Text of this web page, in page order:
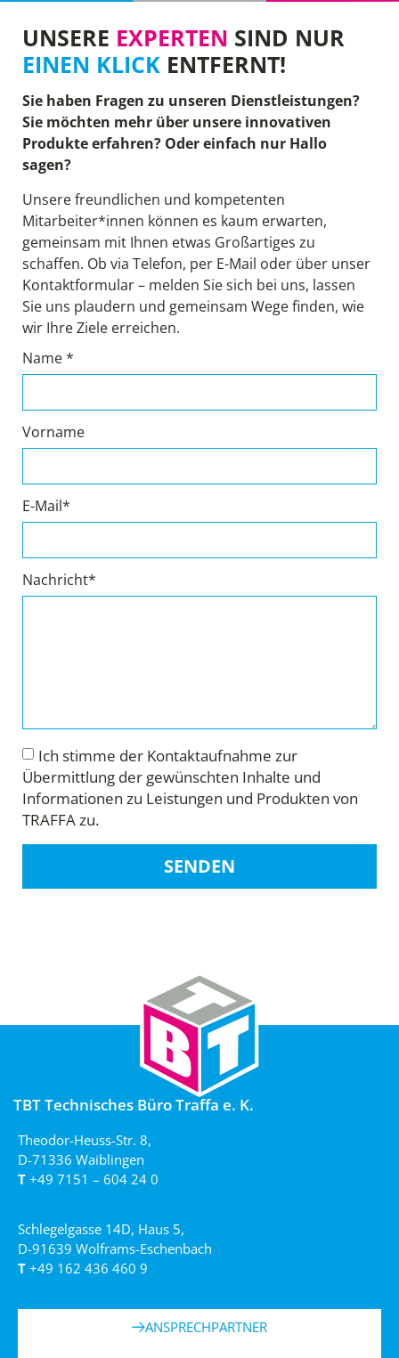
UNSERE EXPERTEN SIND NUR
EINEN KLICK ENTFERNT!
Sie haben Fragen zu unseren Dienstleistungen?
Sie möchten mehr über unsere innovativen
Produkte erfahren? Oder einfach nur Hallo
sagen?
Unsere freundlichen und kompetenten
Mitarbeiter*innen können es kaum erwarten,
gemeinsam mit Ihnen etwas Großartiges zu
schaffen. Ob via Telefon, per E-Mail oder über unser
Kontaktformular – melden Sie sich bei uns, lassen
Sie uns plaudern und gemeinsam Wege finden, wie
wir Ihre Ziele erreichen.
Name *
Vorname
E-Mail*
Nachricht*
Ich stimme der Kontaktaufnahme zur
Übermittlung der gewünschten Inhalte und
Informationen zu Leistungen und Produkten von
TRAFFA zu.
SENDEN
TBT Technisches Büro Traffa e. K.
Theodor-Heuss-Str. 8,
D-71336 Waiblingen
T +49 7151 – 604 24 0
Schlegelgasse 14D, Haus 5,
D-91639 Wolframs-Eschenbach
T +49 162 436 460 9
ANSPRECHPARTNER